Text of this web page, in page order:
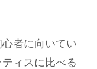
者に向いてい
ィスに比べる